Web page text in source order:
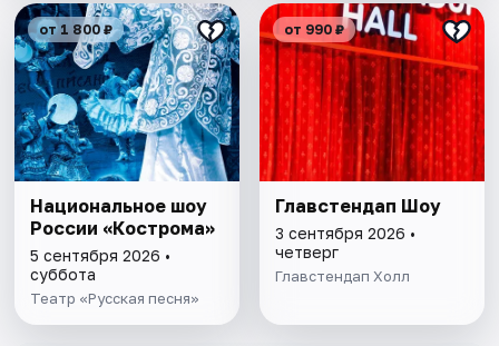
от 1 800 ₽
Национальное шоу
России «Кострома»
5 сентября 2026 •
суббота
Театр «Русская песня»
от 990 ₽
Главстендап Шоу
3 сентября 2026 •
четверг
Главстендап Холл